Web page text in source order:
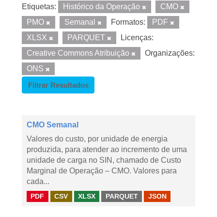
Etiquetas: Histórico da Operação
CMO
PMO
Semanal Formatos:
PDF
XLSX
PARQUET
Licenças:
Creative Commons Atribuição
Organizações:
ONS
Filtrar Resultados
CMO Semanal
Valores do custo, por unidade de energia
produzida, para atender ao incremento de uma
unidade de carga no SIN, chamado de Custo
Marginal de Operação – CMO. Valores para
cada...
PDF CSV XLSX PARQUET JSON